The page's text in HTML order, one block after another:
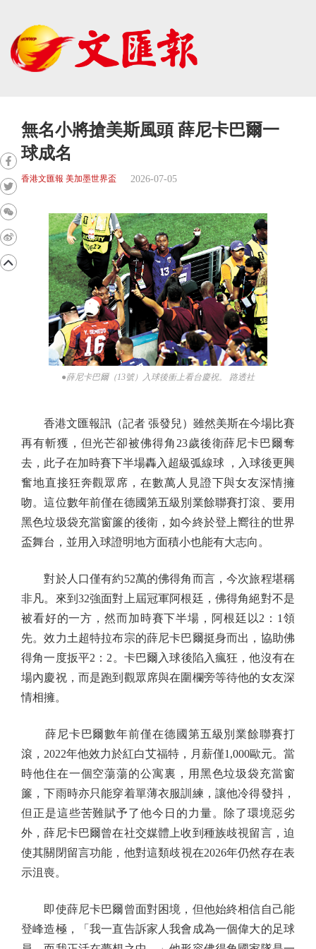
無名小將搶美斯風頭 薛尼卡巴爾一
球成名
香港文匯報 美加墨世界盃 2026-07-05
●薛尼卡巴爾（13號）入球後衝上看台慶祝。 路透社
香港文匯報訊（記者 張發兒）雖然美斯在今場比賽
再有斬獲，但光芒卻被佛得角23歲後衛薛尼卡巴爾奪
去，此子在加時賽下半場轟入超級弧線球 ，入球後更興
奮地直接狂奔觀眾席，在數萬人見證下與女友深情擁
吻。這位數年前僅在德國第五級別業餘聯賽打滾、要用
黑色垃圾袋充當窗簾的後衛，如今終於登上嚮往的世界
盃舞台，並用入球證明地方面積小也能有大志向。
對於人口僅有約52萬的佛得角而言，今次旅程堪稱
非凡。來到32強面對上屆冠軍阿根廷，佛得角絕對不是
被看好的一方，然而加時賽下半場，阿根廷以2：1領
先。效力土超特拉布宗的薛尼卡巴爾挺身而出，協助佛
得角一度扳平2：2。卡巴爾入球後陷入瘋狂，他沒有在
場內慶祝，而是跑到觀眾席與在圍欄旁等待他的女友深
情相擁。
薛尼卡巴爾數年前僅在德國第五級別業餘聯賽打
滾，2022年他效力於紅白艾福特，月薪僅1,000歐元。當
時他住在一個空蕩蕩的公寓裏，用黑色垃圾袋充當窗
簾，下雨時亦只能穿着單薄衣服訓練，讓他冷得發抖，
但正是這些苦難賦予了他今日的力量。除了環境惡劣
外，薛尼卡巴爾曾在社交媒體上收到種族歧視留言，迫
使其關閉留言功能，他對這類歧視在2026年仍然存在表
示沮喪。
即使薛尼卡巴爾曾面對困境，但他始終相信自己能
登峰造極，「我一直告訴家人我會成為一個偉大的足球